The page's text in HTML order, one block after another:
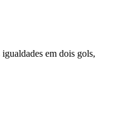
em dois gols,